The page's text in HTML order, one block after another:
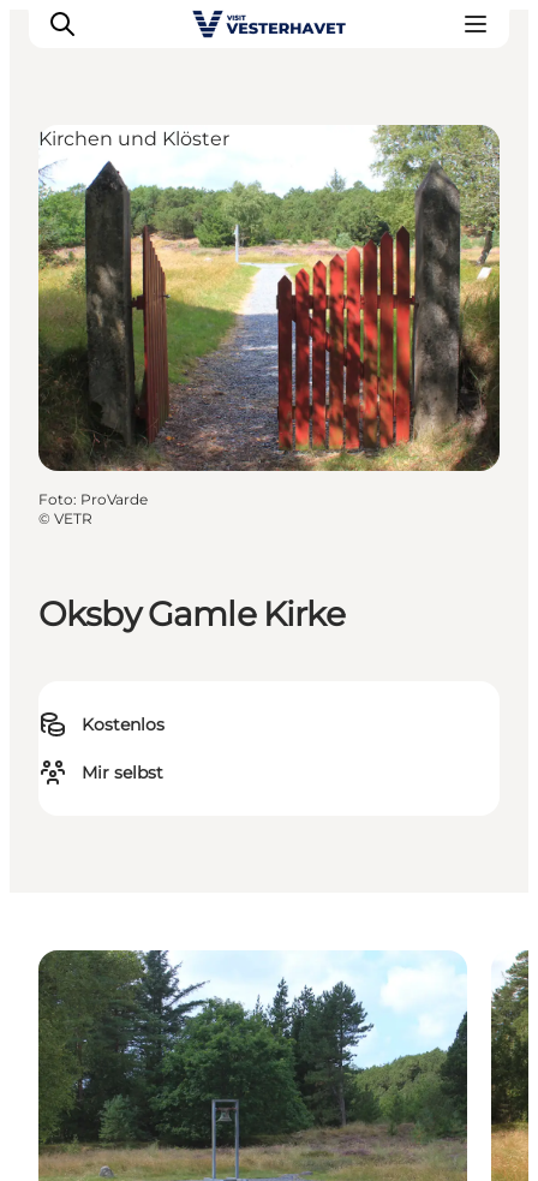
Events
Erlebnisse
Unsere Städte
Essen & Übernachtung
Tickets kaufen
Plane deine Reise
Oksby Gamle Kirke
Kostenlos
Mir selbst
Kirchen und Klöster
Foto: ProVarde
© VETR